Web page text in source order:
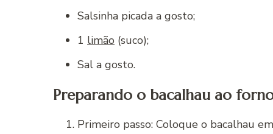
Salsinha picada a gosto;
1 limão (suco);
Sal a gosto.
Preparando o bacalhau ao
Primeiro passo: Coloque o bacalhau